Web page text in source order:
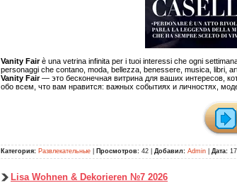
Vanity Fairè una vetrina infinita per i tuoi interessi che ogni
personaggi che contano, moda, bellezza, benessere, musica, libri,
Vanity Fair— это бесконечная витрина для ваших интересов,
обо всем, что вам нравится: важных событиях и личностях,
Категория: Развлекательные Просмотров: 42 | Добавил: Admin Дата:
Lisa Wohnen & Dekorieren №7 2026